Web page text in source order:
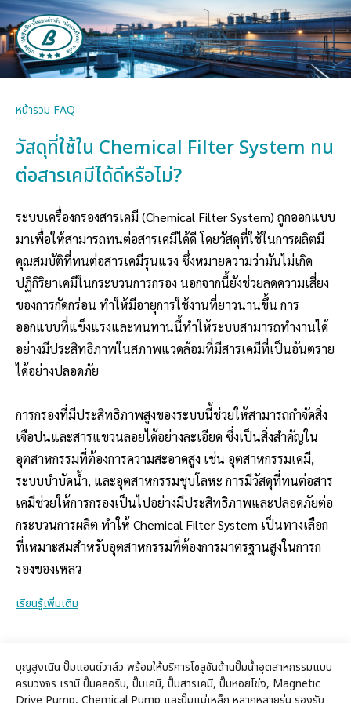
หน้ารวม FAQ
วัสดุที่ใช้ใน Chemical Filter System ทน
ต่อสารเคมีได้ดีหรือไม่?
ระบบเครื่องกรองสารเคมี (Chemical Filter System) ถูกออกแบบ
มาเพื่อให้สามารถทนต่อสารเคมีได้ดี โดยวัสดุที่ใช้ในการผลิตมี
คุณสมบัติที่ทนต่อสารเคมีรุนแรง ซึ่งหมายความว่ามันไม่เกิด
ปฏิกิริยาเคมีในกระบวนการกรอง นอกจากนี้ยังช่วยลดความเสี่ยง
ของการกัดกร่อน ทำให้มีอายุการใช้งานที่ยาวนานขึ้น การ
ออกแบบที่แข็งแรงและทนทานนี้ทำให้ระบบสามารถทำงานได้
อย่างมีประสิทธิภาพในสภาพแวดล้อมที่มีสารเคมีที่เป็นอันตราย
ได้อย่างปลอดภัย
การกรองที่มีประสิทธิภาพสูงของระบบนี้ช่วยให้สามารถกำจัดสิ่ง
เจือปนและสารแขวนลอยได้อย่างละเอียด ซึ่งเป็นสิ่งสำคัญใน
อุตสาหกรรมที่ต้องการความสะอาดสูง เช่น อุตสาหกรรมเคมี,
ระบบบำบัดน้ำ, และอุตสาหกรรมชุบโลหะ การมีวัสดุที่ทนต่อสาร
เคมีช่วยให้การกรองเป็นไปอย่างมีประสิทธิภาพและปลอดภัยต่อ
กระบวนการผลิต ทำให้ Chemical Filter System เป็นทางเลือก
ที่เหมาะสมสำหรับอุตสาหกรรมที่ต้องการมาตรฐานสูงในการก
รองของเหลว
เรียนรู้เพิ่มเติม
บุญสูงเนิน ปั๊มแอนด์วาล์ว พร้อมให้บริการโซลูชันด้านปั๊มน้ำอุตสาหกรรมแบบ
ครบวงจร เรามี ปั๊มคลอรีน, ปั๊มเคมี, ปั๊มสารเคมี, ปั๊มหอยโข่ง, Magnetic